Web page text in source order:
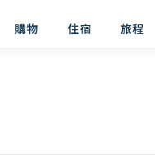
購物 住宿 旅程